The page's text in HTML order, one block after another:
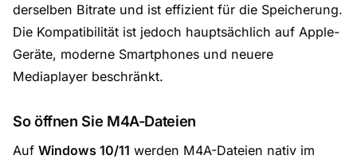
derselben Bitrate und ist effizient für die Speicherung.
Die Kompatibilität ist jedoch hauptsächlich auf Apple-
Geräte, moderne Smartphones und neuere
Mediaplayer beschränkt.
So öffnen Sie M4A-Dateien
Auf Windows 10/11 werden M4A-Dateien nativ im